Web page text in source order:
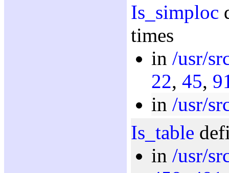
Is_simploc
times
in /usr/
22, 45,
in /usr/
Is_table
in /usr/